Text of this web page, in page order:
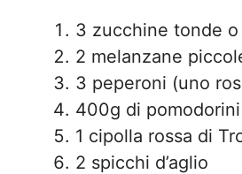
3 zucchine tonde
2 melanzane
3 peperoni (uno
400g di
1 cipolla rossa di
2 spicchi d’aglio